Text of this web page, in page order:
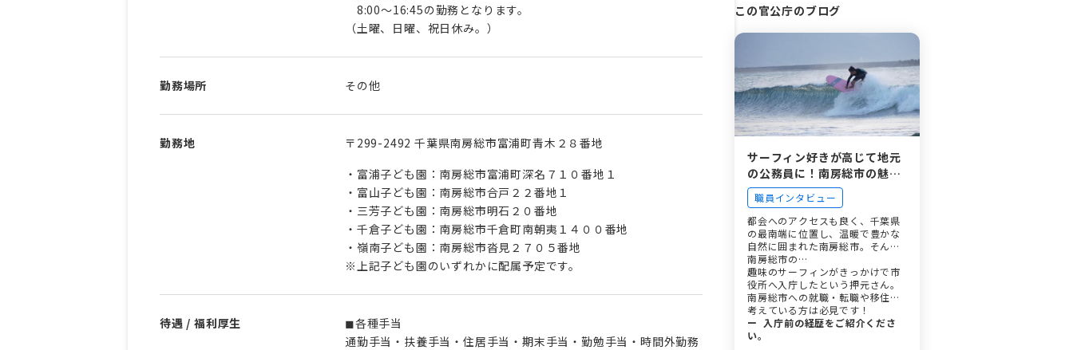
8:00～16:45の勤務となります。
（土曜、日曜、祝日休み。）
勤務場所 その他
勤務地
〒299-2492 千葉県南房総市富浦町青木２８番地
・富浦子ども園：南房総市富浦町深名７１０番地１
・富山子ども園：南房総市合戸２２番地１
・三芳子ども園：南房総市明石２０番地
・千倉子ども園：南房総市千倉町南朝夷１４００番地
・嶺南子ども園：南房総市沓見２７０５番地
※上記子ども園のいずれかに配属予定です。
待遇 / 福利厚生
◼︎各種手当
通勤手当・扶養手当・住居手当・期末手当・勤勉手当・時間外勤務
この官公庁のブログ
サーフィン好きが高じて地元
の公務員に！南房総市の魅力
を発信する移住・定住促進の
仕事とは？
職員インタビュー
都会へのアクセスも良く、千葉県
の最南端に位置し、温暖で豊かな
自然に囲まれた南房総市。そんな
南房総市の…
趣味のサーフィンがきっかけで市
役所へ入庁したという押元さん。
南房総市への就職・転職や移住を
考えている方は必見です！
ー 入庁前の経歴をご紹介くださ
い。